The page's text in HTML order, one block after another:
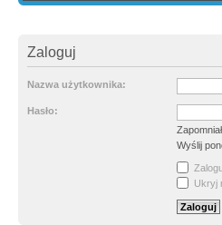
Zaloguj
Nazwa użytkownika:
Hasło:
Wyślij
Ukryj